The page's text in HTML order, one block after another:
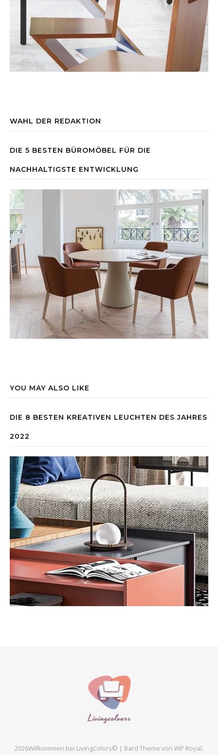
WAHL DER REDAKTION
DIE 5 BESTEN BÜROMÖBEL FÜR DIE
NACHHALTIGSTE ENTWICKLUNG
YOU MAY ALSO LIKE
DIE 8 BESTEN KREATIVEN LEUCHTEN DES JAHRES
2022
2026Willkommen bei LivingColors© | Bard Theme von WP Royal.